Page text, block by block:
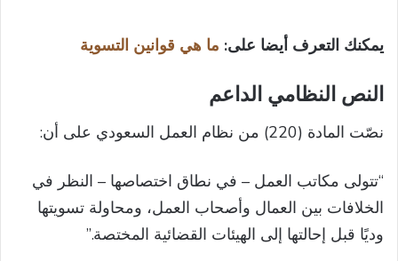
يمكنك التعرف أيضا على: ما هي قوانين التسوية
النص النظامي الداعم
نصّت المادة (220) من نظام العمل السعودي على أن:
“تتولى مكاتب العمل – في نطاق اختصاصها – النظر في
الخلافات بين العمال وأصحاب العمل، ومحاولة تسويتها
وديًا قبل إحالتها إلى الهيئات القضائية المختصة.”